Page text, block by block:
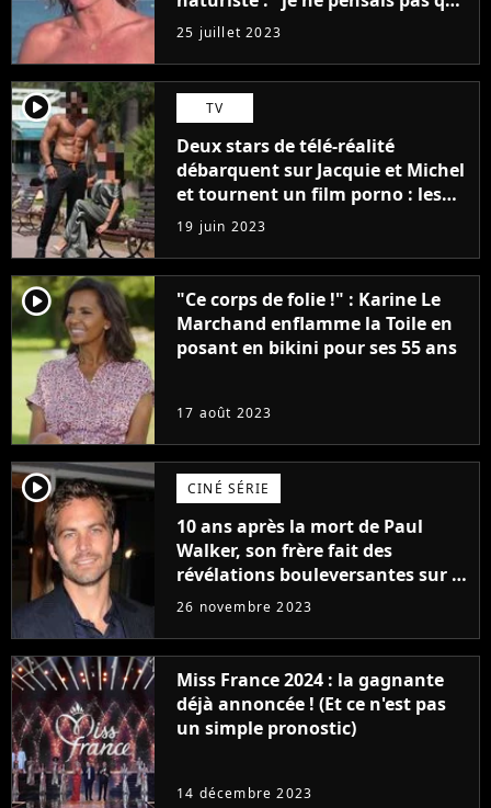
j'arriverais à le faire..."
25 juillet 2023
player2 TV
Deux stars de télé-réalité
débarquent sur Jacquie et Michel
et tournent un film porno : les
premières images du tournage
(exclu)
19 juin 2023
player2
"Ce corps de folie !" : Karine Le
Marchand enflamme la Toile en
posant en bikini pour ses 55 ans
17 août 2023
player2 CINÉ SÉRIE
10 ans après la mort de Paul
Walker, son frère fait des
révélations bouleversantes sur la
réaction des acteurs de Fast and
26 novembre 2023
Miss France 2024 : la gagnante
déjà annoncée ! (Et ce n'est pas
un simple pronostic)
14 décembre 2023